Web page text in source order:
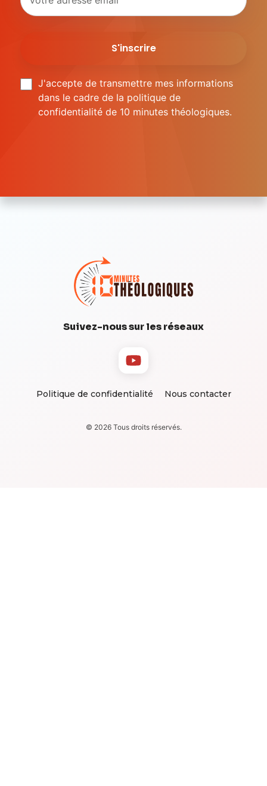
J'accepte de transmettre mes informations
dans le cadre de la politique de
confidentialité de 10 minutes théologiques.
Suivez-nous sur les réseaux
Politique de confidentialité Nous contacter
© 2026 Tous droits réservés.